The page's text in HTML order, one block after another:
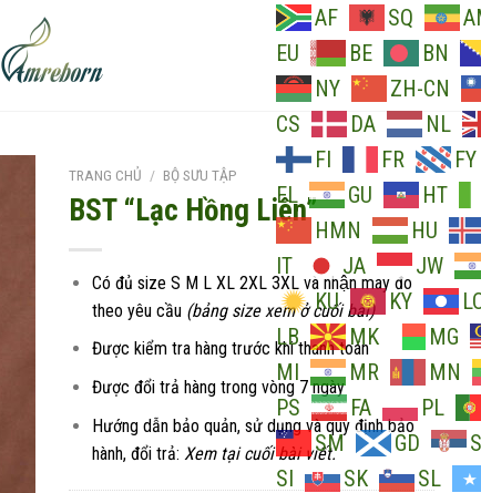
AF SQ
EU
BE BN
NY
ZH-CN
CS
DA NL
FI
FR FY
EL
GU HT
HMN
HU
IT
JA JW
KU
KY
LB
MK MG
MI
MR MN
PS
FA PL
SM
GD
SI
SK SL
TRANG CHỦ / BỘ SƯU TẬP
BST “Lạc Hồng Liên”
Có đủ size S M L XL 2XL 3XL và nhận may đo
theo yêu cầu (bảng size xem ở cuối bài)
Được kiểm tra hàng trước khi thanh toán
Được đổi trả hàng trong vòng 7 ngày
Hướng dẫn bảo quản, sử dụng và quy định bảo
hành, đổi trả: Xem tại cuối bài viết.